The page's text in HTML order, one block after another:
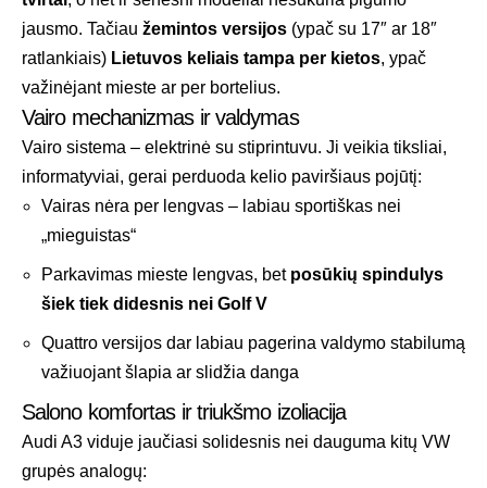
jausmo. Tačiau žemintos versijos (ypač su 17″ ar 18″
ratlankiais) Lietuvos keliais tampa per kietos, ypač
važinėjant mieste ar per bortelius.
Vairo mechanizmas ir valdymas
Vairo sistema – elektrinė su stiprintuvu. Ji veikia tiksliai,
informatyviai, gerai perduoda kelio paviršiaus pojūtį:
Vairas nėra per lengvas – labiau sportiškas nei
„mieguistas“
Parkavimas mieste lengvas, bet posūkių spindulys
šiek tiek didesnis nei Golf V
Quattro versijos dar labiau pagerina valdymo stabilumą
važiuojant šlapia ar slidžia danga
Salono komfortas ir triukšmo izoliacija
Audi A3 viduje jaučiasi solidesnis nei dauguma kitų VW
grupės analogų: